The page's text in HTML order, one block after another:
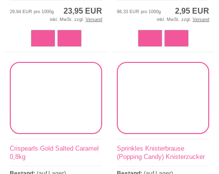
23,95 EUR
29,94 EUR pro 1000g
inkl. MwSt. zzgl. Versand
2,95 EUR
98,33 EUR pro 1000g
inkl. MwSt. zzgl. Versand
Crispearls Gold Salted Caramel
0,8kg
Sprinkles Knisterbrause
(Popping Candy) Knisterzucker